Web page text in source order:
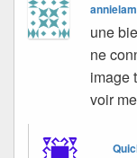
une
ne
image
voir